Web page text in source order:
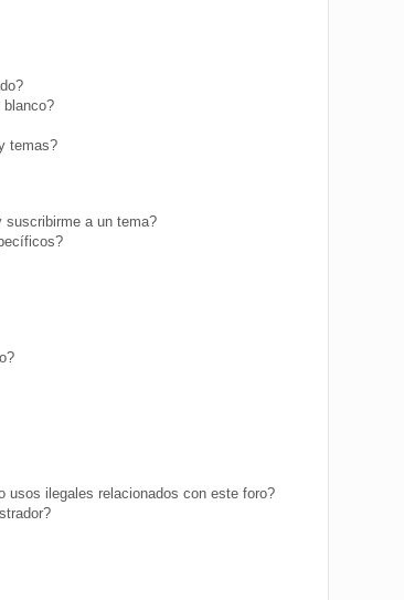
blanco?
temas?
suscribirme a un tema?
usos ilegales relacionados con este foro?